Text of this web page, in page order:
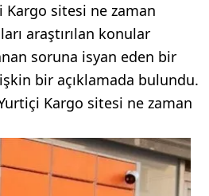
Kargo sitesi ne zaman
araştırılan konular
soruna isyan eden bir
bir açıklamada bulundu.
Kargo sitesi ne zaman